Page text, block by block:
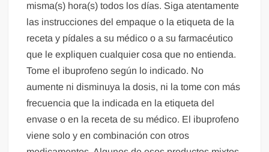
misma(s) hora(s) todos los días. Siga atentamente
las instrucciones del empaque o la etiqueta de la
receta y pídales a su médico o a su farmacéutico
que le expliquen cualquier cosa que no entienda.
Tome el ibuprofeno según lo indicado. No
aumente ni disminuya la dosis, ni la tome con más
frecuencia que la indicada en la etiqueta del
envase o en la receta de su médico. El ibuprofeno
viene solo y en combinación con otros